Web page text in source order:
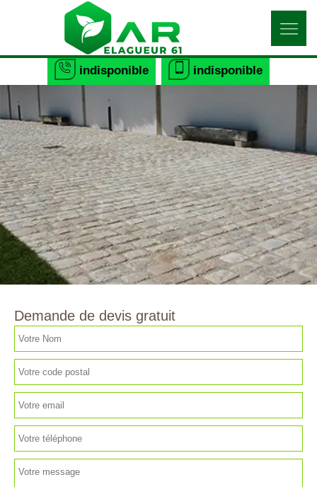
indisponible indisponible
Demande de devis gratuit